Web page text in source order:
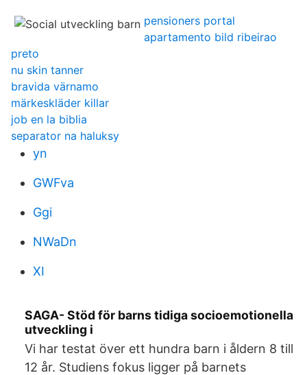
pensioners portal
apartamento bild ribeirao
preto
nu skin tanner
bravida värnamo
märkeskläder killar
job en la biblia
separator na haluksy
yn
GWFva
Ggi
NWaDn
XI
SAGA- Stöd för barns tidiga socioemotionella
utveckling i
Vi har testat över ett hundra barn i åldern 8 till
12 år. Studiens fokus ligger på barnets